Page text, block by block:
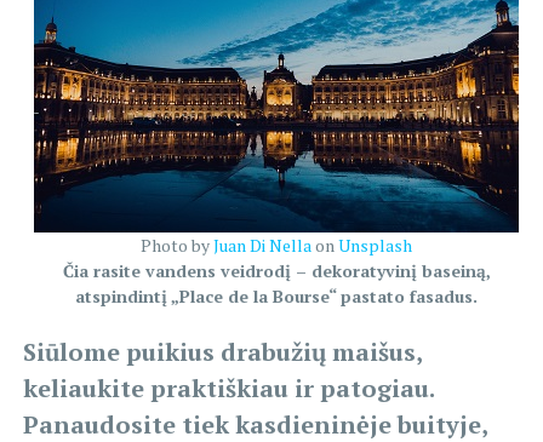
Photo byJuan Di Nella onUnsplash
Čia rasite vandens veidrodį – dekoratyvinį baseiną,
atspindintį „Place de la Bourse“ pastato fasadus.
Siūlome puikius drabužių maišus,
keliaukite praktiškiau ir patogiau.
Panaudosite tiek kasdieninėje buityje,